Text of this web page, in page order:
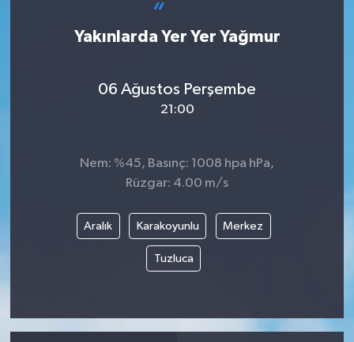
Yakınlarda Yer Yer Yağmur
06 Ağustos Perşembe
21:00
Nem: %45, Basınç: 1008 hpa hPa,
Rüzgar: 4.00 m/s
Aralık Karakoyunlu Merkez
Tuzluca